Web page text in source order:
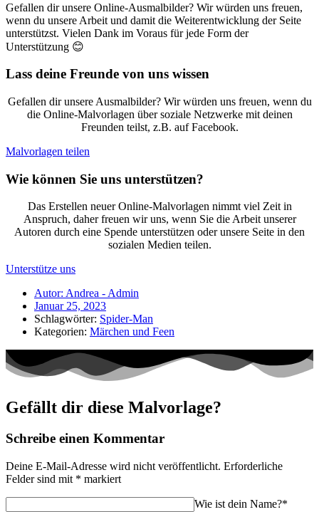
Gefallen dir unsere Online-Ausmalbilder? Wir würden uns freuen,
wenn du unsere Arbeit und damit die Weiterentwicklung der Seite
unterstützst. Vielen Dank im Voraus für jede Form der
Unterstützung 😊
Lass deine Freunde von uns wissen
Gefallen dir unsere Ausmalbilder? Wir würden uns freuen, wenn du
die Online-Malvorlagen über soziale Netzwerke mit deinen
Freunden teilst, z.B. auf Facebook.
Malvorlagen teilen
Wie können Sie uns unterstützen?
Das Erstellen neuer Online-Malvorlagen nimmt viel Zeit in
Anspruch, daher freuen wir uns, wenn Sie die Arbeit unserer
Autoren durch eine Spende unterstützen oder unsere Seite in den
sozialen Medien teilen.
Unterstütze uns
Autor: Andrea - Admin
Januar 25, 2023
Schlagwörter: Spider-Man
Kategorien: Märchen und Feen
Gefällt dir diese Malvorlage?
Schreibe einen Kommentar
Deine E-Mail-Adresse wird nicht veröffentlicht. Erforderliche
Felder sind mit * markiert
Wie ist dein Name?*